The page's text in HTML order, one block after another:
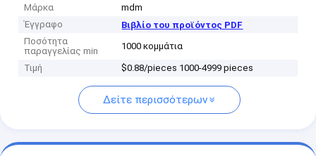
Μάρκα
mdm
Έγγραφο
Βιβλίο του προϊόντος PDF
Ποσότητα
παραγγελίας min
1000 κομμάτια
Τιμή $0.88/pieces 1000-4999 pieces
Δείτε περισσότερων